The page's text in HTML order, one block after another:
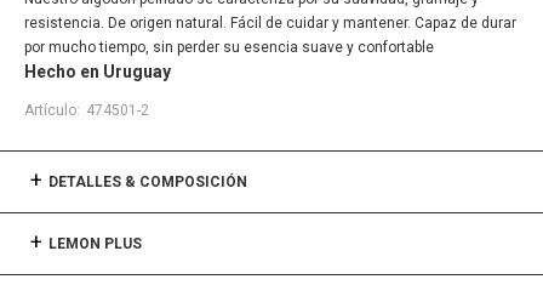
resistencia. De origen natural. Fácil de cuidar y mantener. Capaz de durar
por mucho tiempo, sin perder su esencia suave y confortable
Hecho en Uruguay
474501-2
DETALLES & COMPOSICIÓN
LEMON PLUS